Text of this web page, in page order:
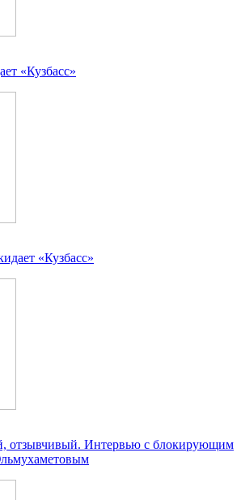
«Кузбасс»
«Кузбасс»
отзывчивый. Интервью с блокирующим